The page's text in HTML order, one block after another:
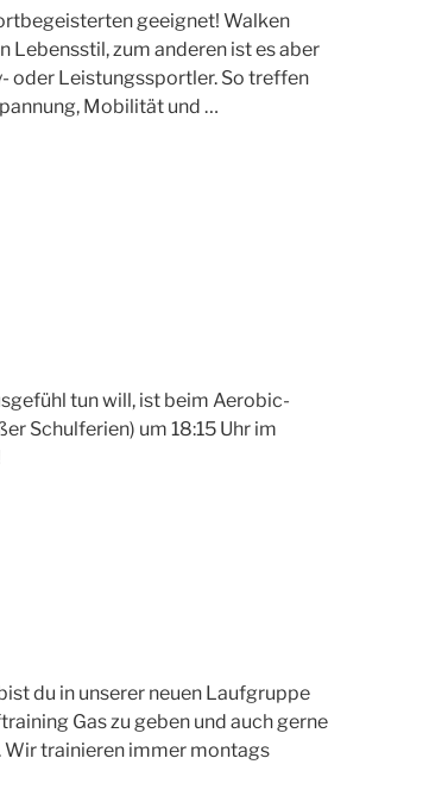
geeignet! Walken
Lebensstil, zum anderen ist es aber
oder Leistungssportler. So treffen
Mobilität und …
tun will, ist beim Aerobic-
Schulferien) um 18:15 Uhr im
du in unserer neuen Laufgruppe
Gas zu geben und auch gerne
Wir trainieren immer montags